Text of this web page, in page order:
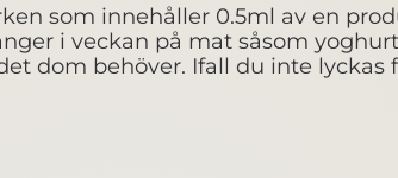
som innehåller 0.5ml av en
i veckan på mat såsom
dom behöver. Ifall du inte